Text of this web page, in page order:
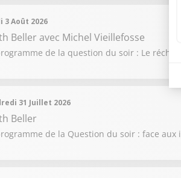
3 Août 2026
Beller avec Michel Vieillefosse
de la question du soir : Le
31 Juillet 2026
Beller
de la Question du soir : face